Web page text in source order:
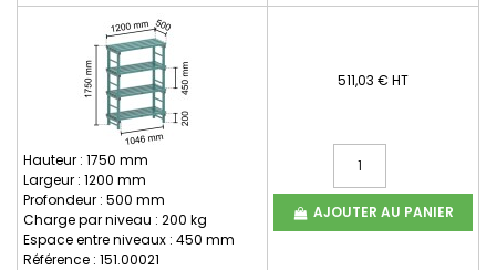
Hauteur : 1750 mm
Largeur : 1200 mm
Profondeur : 500 mm
Charge par niveau : 200 kg
Espace entre niveaux : 450 mm
Référence : 151.00021
511,03 € HT
AJOUTER AU PANIER